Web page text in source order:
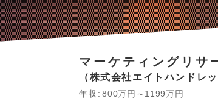
マーケティングリサ
株式会社エイトハンドレ
年収 800万円～1199万円